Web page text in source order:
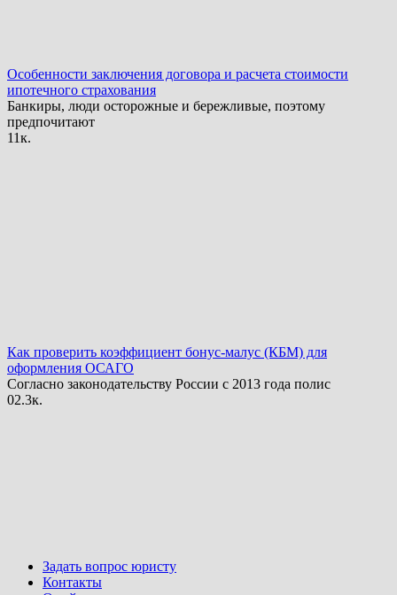
Особенности заключения договора и расчета стоимости
ипотечного страхования
Банкиры, люди осторожные и бережливые, поэтому
предпочитают
11к.
Как проверить коэффициент бонус-малус (КБМ) для
оформления ОСАГО
Согласно законодательству России с 2013 года полис
02.3к.
Задать вопрос юристу
Контакты